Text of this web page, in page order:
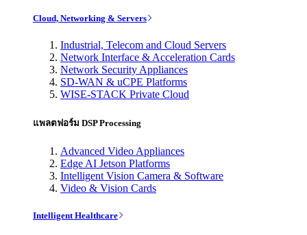
Cloud, Networking & Servers
Industrial, Telecom and Cloud Servers
Network Interface & Acceleration Cards
Network Security Appliances
SD-WAN & uCPE Platforms
WISE-STACK Private Cloud
แพลตฟอร์ม DSP Processing
Advanced Video Appliances
Edge AI Jetson Platforms
Intelligent Vision Camera & Software
Video & Vision Cards
Intelligent Healthcare